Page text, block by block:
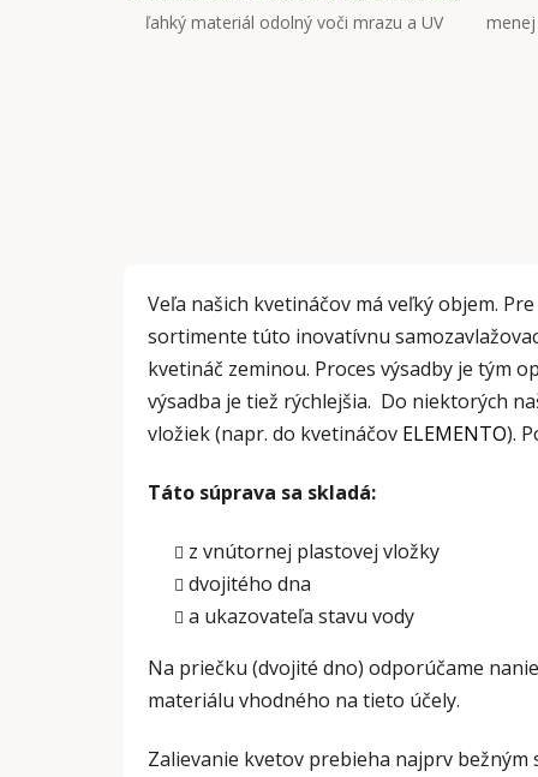
ľahký materiál odolný voči mrazu a UV
Veľa našich kvetináčov má veľký objem.
sortimente túto inovatívnu
kvetináč zeminou. Proces výsadby je tým
výsadba je tiež rýchlejšia. Do niektorých
vložiek (napr. do kvetináčov ELEMENTO).
Táto súprava sa skladá:
z vnútornej plastovej vložky
dvojitého dna
a ukazovateľa stavu vody
Na priečku (dvojité dno) odporúčame
materiálu vhodného na tieto účely.
Zalievanie kvetov prebieha najprv bežným